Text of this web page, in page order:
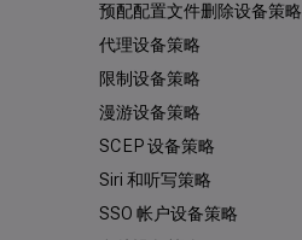
预配配置文件删除设备策略
代理设备策略
限制设备策略
漫游设备策略
SCEP 设备策略
Siri 和听写策略
SSO 帐户设备策略